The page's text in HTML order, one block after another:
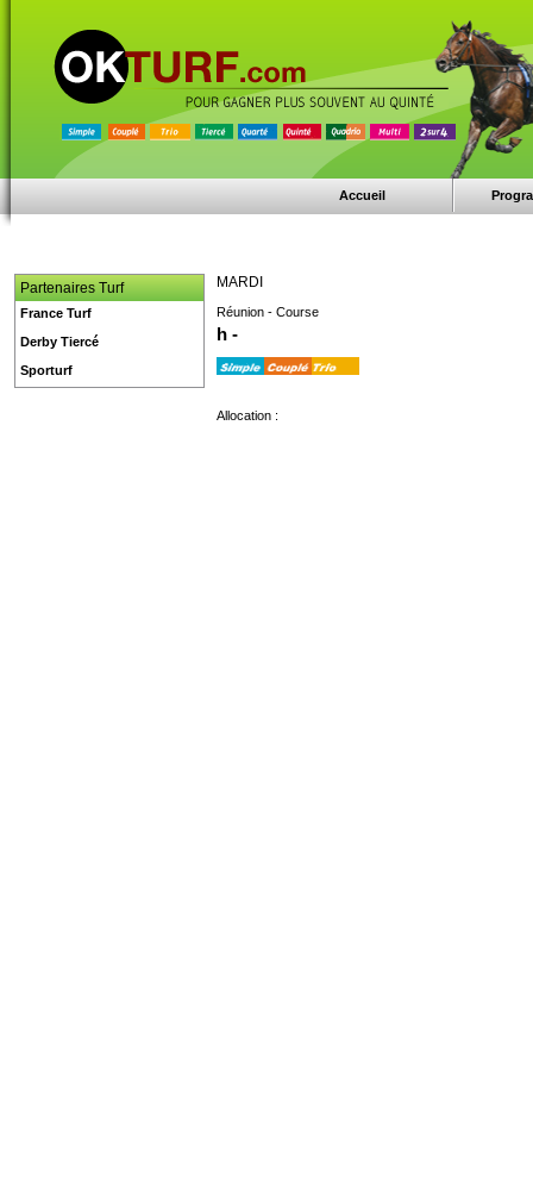
Accueil
MARDI
Réunion - Course
h -
Allocation :
Partenaires Turf
France Turf
Derby Tiercé
Sporturf